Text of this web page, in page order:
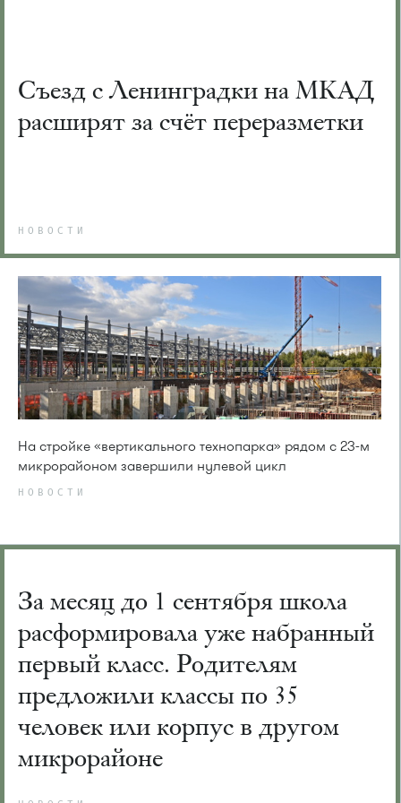
Съезд с Ленинградки на МКАД
расширят за счёт переразметки
НОВОСТИ
На стройке «вертикального технопарка» рядом с 23-м
микрорайоном завершили нулевой цикл
НОВОСТИ
За месяц до 1 сентября школа
расформировала уже набранный
первый класс. Родителям
предложили классы по 35
человек или корпус в другом
микрорайоне